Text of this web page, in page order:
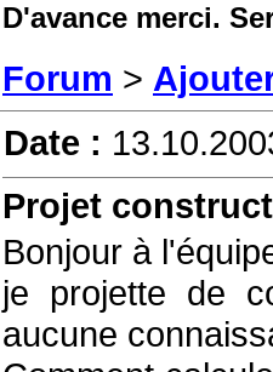
D'avance merci.
Forum >
Date :
Projet
Bonjour à
je projette de
aucune